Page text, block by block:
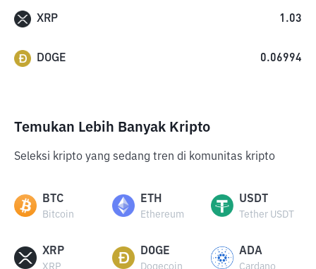
XRP 1.03
DOGE 0.06994
Temukan Lebih Banyak Kripto
Seleksi kripto yang sedang tren di komunitas kripto
BTC
Bitcoin
ETH
Ethereum
USDT
Tether USDT
XRP
XRP
DOGE
Dogecoin
ADA
Cardano